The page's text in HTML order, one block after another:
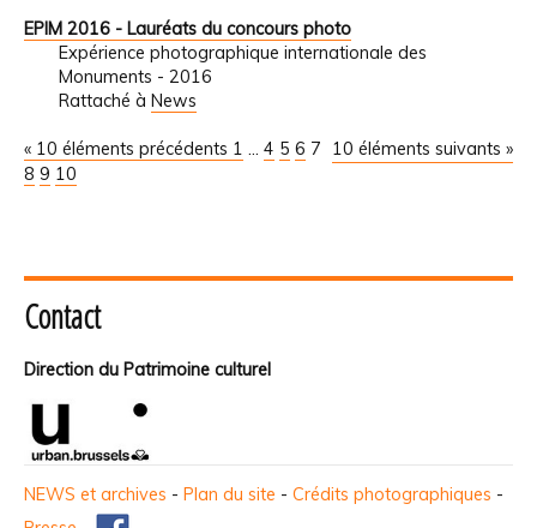
EPIM 2016 - Lauréats du concours photo
Expérience photographique internationale des
Monuments - 2016
Rattaché à News
« 10 éléments précédents 10 éléments suivants »
1 ... 4 5 6 7
8 9 10
Contact
Direction du Patrimoine culturel
NEWS et archives - Plan du site - Crédits photographiques -